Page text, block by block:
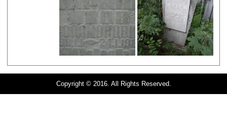
Copyright © 2016. All Rights Reserved.